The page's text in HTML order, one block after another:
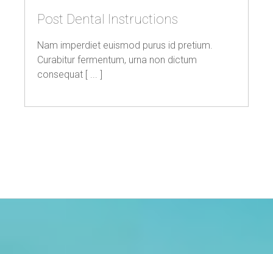
Post Dental Instructions
Nam imperdiet euismod purus id pretium.
Curabitur fermentum, urna non dictum
consequat [ ... ]